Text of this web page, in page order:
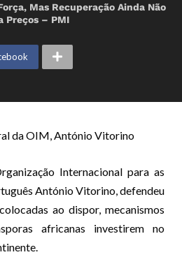
Mas Recuperação Ainda Não
Preços – PMI
da OIM, António Vitorino
Internacional para as
António Vitorino, defendeu
ao dispor, mecanismos
africanas investirem no